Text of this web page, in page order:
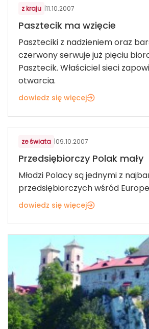
z kraju |11.10.2007
Pasztecik ma wzięcie
Paszteciki z nadzieniem oraz
czerwony serwuje już pięciu
Pasztecik. Właściciel sieci
otwarcia.
dowiedz się więcej
ze świata |09.10.2007
Przedsiębiorczy Polak mały
Młodzi Polacy są jednymi z
przedsiębiorczych wśród
dowiedz się więcej